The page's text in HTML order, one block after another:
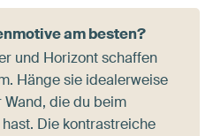
am besten?
und Horizont schaffen
Hänge sie idealerweise
Wand, die du beim
Die kontrastreiche